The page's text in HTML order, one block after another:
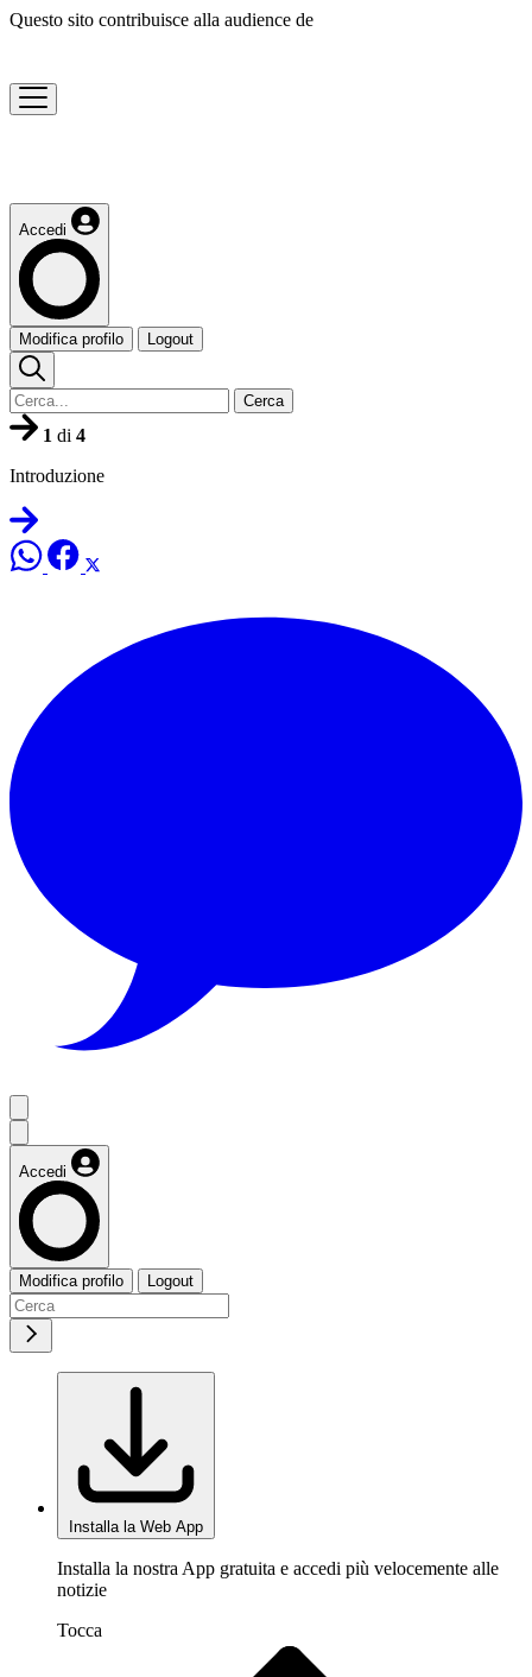
Questo sito contribuisce alla audience de
Accedi
Modifica profilo Logout
Cerca
1 di 4
Introduzione
Accedi
Modifica profilo Logout
Installa la Web App
Installa la nostra App gratuita e accedi più velocemente alle
notizie
Tocca